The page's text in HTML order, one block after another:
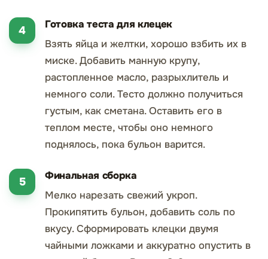
Готовка теста для клецек
Взять яйца и желтки, хорошо взбить их в
миске. Добавить манную крупу,
растопленное масло, разрыхлитель и
немного соли. Тесто должно получиться
густым, как сметана. Оставить его в
теплом месте, чтобы оно немного
поднялось, пока бульон варится.
Финальная сборка
Мелко нарезать свежий укроп.
Прокипятить бульон, добавить соль по
вкусу. Сформировать клецки двумя
чайными ложками и аккуратно опустить в